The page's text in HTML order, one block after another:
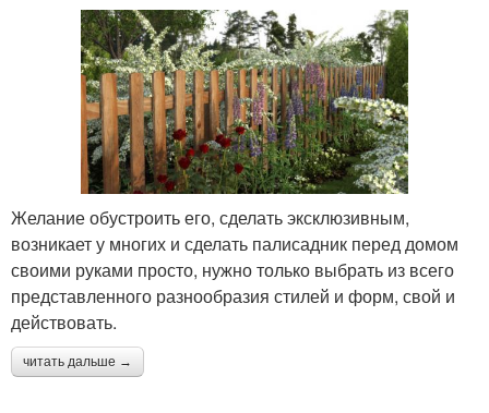
Желание обустроить его, сделать эксклюзивным,
возникает у многих и сделать палисадник перед домом
своими руками просто, нужно только выбрать из всего
представленного разнообразия стилей и форм, свой и
действовать.
читать дальше →